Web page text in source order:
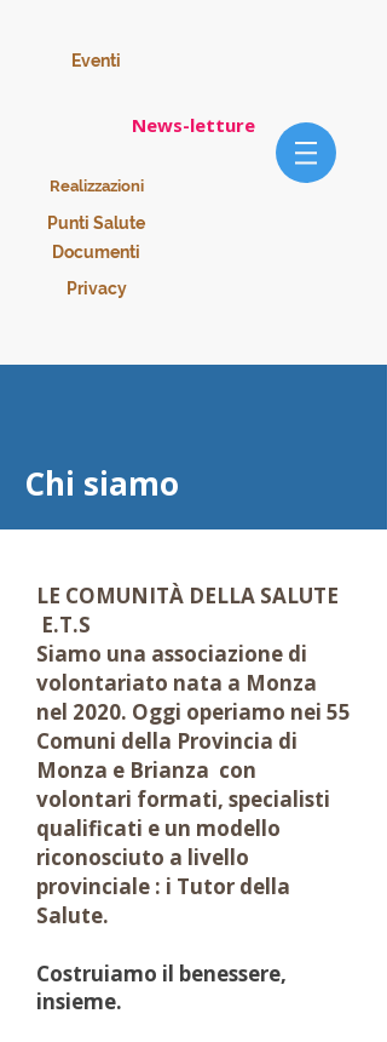
Eventi
News-letture
Realizzazioni
Punti Salute
Privacy
Documenti
Chi siamo
LE COMUNITÀ DELLA SALUTE
E.T.S
Siamo una associazione di
volontariato nata a Monza
nel 2020. Oggi operiamo nei 55
Comuni della Provincia di
Monza e Brianza con
volontari formati, specialisti
qualificati e un modello
riconosciuto a livello
provinciale : i Tutor della
Salute.
Costruiamo il benessere,
insieme.